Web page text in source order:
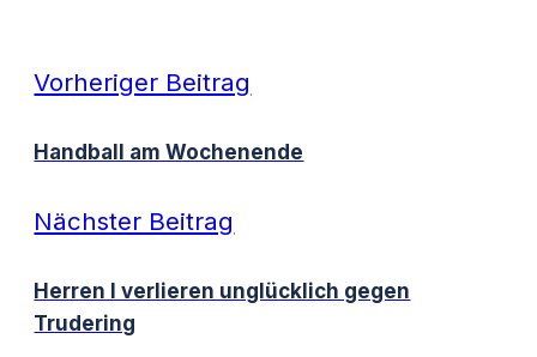
Vorheriger Beitrag
Handball am Wochenende
Nächster Beitrag
Herren I verlieren unglücklich gegen
Trudering